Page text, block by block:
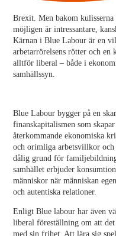
Brexit. Men bakom
möjligen är intressantare,
Kärnan i Blue Labour är en
arbetarrörelsens rötter och
alltför liberal – både i
samhällssyn.
Blue Labour bygger på en
finanskapitalismen som
återkommande ekonomiska
och orimliga arbetsvillkor
dålig grund för
samhället erbjuder
människor när människan
och autentiska relationer.
Enligt Blue labour har även
liberal föreställning om att
med sin frihet. Att lära sig